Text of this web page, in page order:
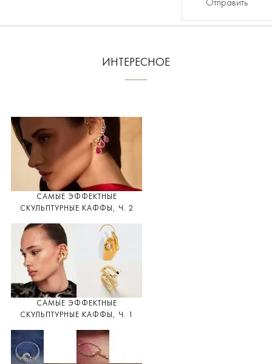
Отправить
ИНТЕРЕСНОЕ
САМЫЕ ЭФФЕКТНЫЕ
СКУЛЬПТУРНЫЕ КАФФЫ, Ч. 2
САМЫЕ ЭФФЕКТНЫЕ
СКУЛЬПТУРНЫЕ КАФФЫ, Ч. 1